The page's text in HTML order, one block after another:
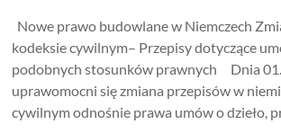
Nowe prawo budowlane w Niemczech
kodeksie cywilnym– Przepisy dotyczące
podobnych stosunków prawnych Dnia
uprawomocni się zmiana przepisów w
cywilnym odnośnie prawa umów o dzieło,